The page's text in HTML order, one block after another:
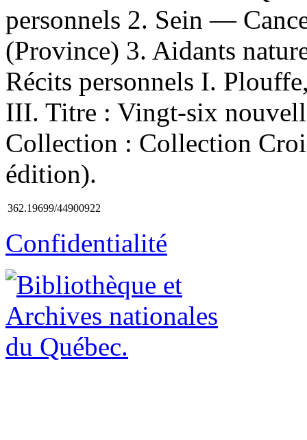
personnels 2. Sein —
(Province) 3. Aidants
Récits personnels I.
III. Titre : Vingt-six
Collection : Collection
édition).
362.19699/44900922
Confidentialité